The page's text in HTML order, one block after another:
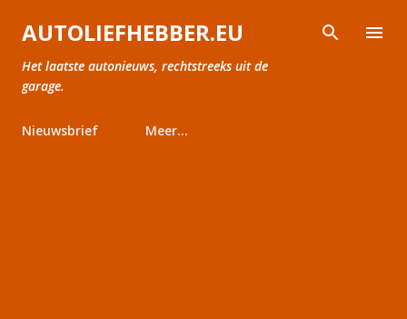
Doorgaan naar hoofdcontent
AUTOLIEFHEBBER.EU
Het laatste autonieuws, rechtstreeks uit de
garage.
Nieuwsbrief Meer…